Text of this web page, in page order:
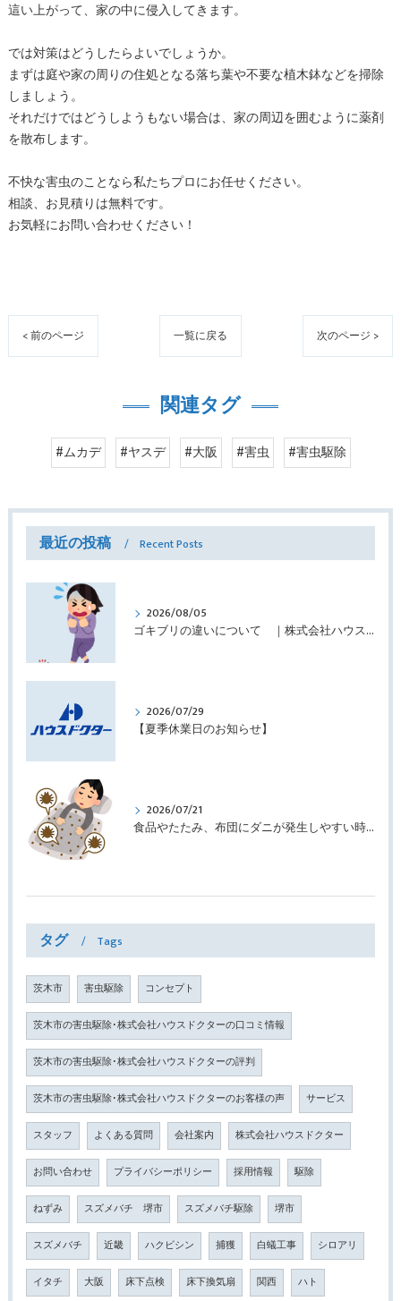
這い上がって、家の中に侵入してきます。
では対策はどうしたらよいでしょうか。
まずは庭や家の周りの住処となる落ち葉や不要な植木鉢などを掃除
しましょう。
それだけではどうしようもない場合は、家の周辺を囲むように薬剤
を散布します。
不快な害虫のことなら私たちプロにお任せください。
相談、お見積りは無料です。
お気軽にお問い合わせください！
< 前のページ 一覧に戻る 次のページ >
関連タグ
#ムカデ #ヤスデ #大阪 #害虫 #害虫駆除
最近の投稿 Recent Posts
2026/08/05
ゴキブリの違いについて ｜株式会社ハウスドクター
2026/07/29
【夏季休業日のお知らせ】
2026/07/21
食品やたたみ、布団にダニが発生しやすい時期です ｜株式会社ハウスドクター
タグ Tags
茨木市 害虫駆除 コンセプト
茨木市の害虫駆除･株式会社ハウスドクターの口コミ情報
茨木市の害虫駆除･株式会社ハウスドクターの評判
茨木市の害虫駆除･株式会社ハウスドクターのお客様の声 サービス
スタッフ よくある質問 会社案内 株式会社ハウスドクター
お問い合わせ プライバシーポリシー 採用情報 駆除
ねずみ スズメバチ 堺市 スズメバチ駆除 堺市
スズメバチ 近畿 ハクビシン 捕獲 白蟻工事 シロアリ
イタチ 大阪 床下点検 床下換気扇 関西 ハト